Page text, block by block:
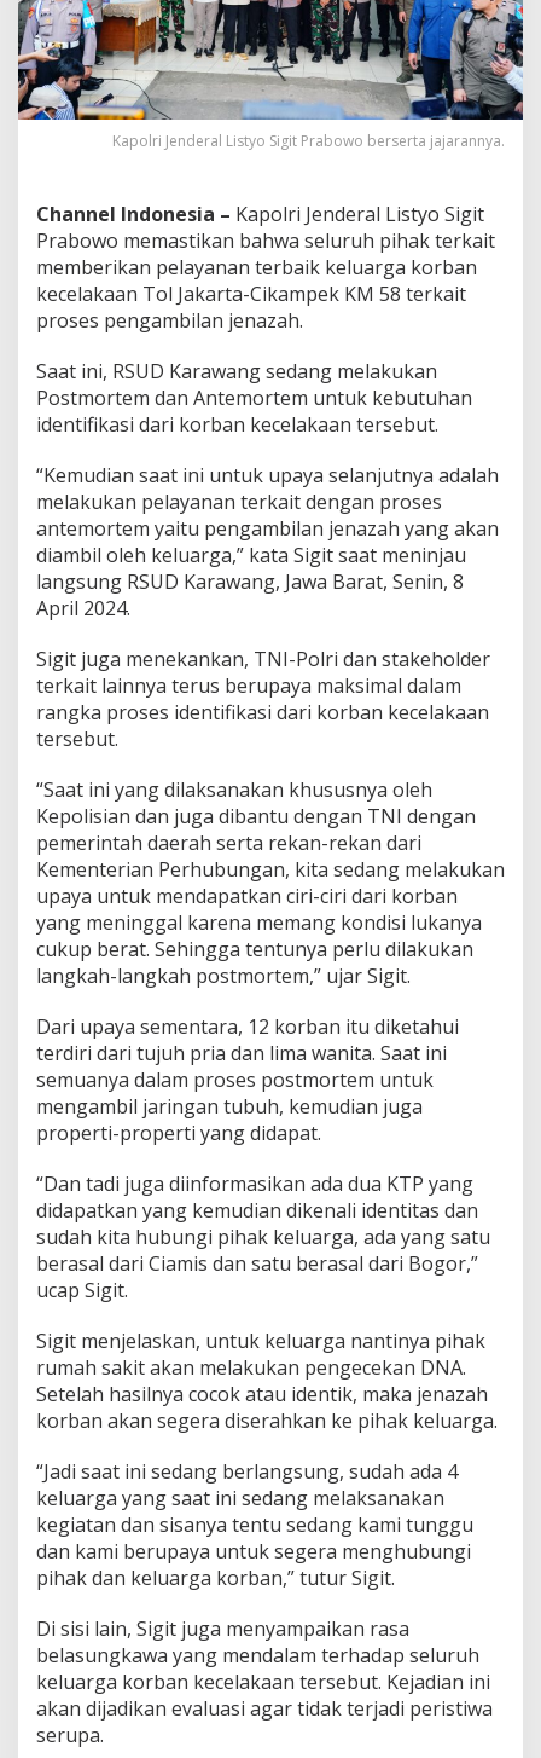
a
r
g
a
K
o
r
n
e
c
e
l
a
a
n
o
C
k
a
k
Kapolri Jenderal Listyo Sigit Prabowo berserta jajarannya.
Channel Indonesia – Kapolri Jenderal Listyo Sigit
Prabowo memastikan bahwa seluruh pihak terkait
memberikan pelayanan terbaik keluarga korban
kecelakaan Tol Jakarta-Cikampek KM 58 terkait
proses pengambilan jenazah.
Saat ini, RSUD Karawang sedang melakukan
Postmortem dan Antemortem untuk kebutuhan
identifikasi dari korban kecelakaan tersebut.
“Kemudian saat ini untuk upaya selanjutnya adalah
melakukan pelayanan terkait dengan proses
antemortem yaitu pengambilan jenazah yang akan
diambil oleh keluarga,” kata Sigit saat meninjau
langsung RSUD Karawang, Jawa Barat, Senin, 8
April 2024.
Sigit juga menekankan, TNI-Polri dan stakeholder
terkait lainnya terus berupaya maksimal dalam
rangka proses identifikasi dari korban kecelakaan
tersebut.
“Saat ini yang dilaksanakan khususnya oleh
Kepolisian dan juga dibantu dengan TNI dengan
pemerintah daerah serta rekan-rekan dari
Kementerian Perhubungan, kita sedang melakukan
upaya untuk mendapatkan ciri-ciri dari korban
yang meninggal karena memang kondisi lukanya
cukup berat. Sehingga tentunya perlu dilakukan
langkah-langkah postmortem,” ujar Sigit.
Dari upaya sementara, 12 korban itu diketahui
terdiri dari tujuh pria dan lima wanita. Saat ini
semuanya dalam proses postmortem untuk
mengambil jaringan tubuh, kemudian juga
properti-properti yang didapat.
“Dan tadi juga diinformasikan ada dua KTP yang
didapatkan yang kemudian dikenali identitas dan
sudah kita hubungi pihak keluarga, ada yang satu
berasal dari Ciamis dan satu berasal dari Bogor,”
ucap Sigit.
Sigit menjelaskan, untuk keluarga nantinya pihak
rumah sakit akan melakukan pengecekan DNA.
Setelah hasilnya cocok atau identik, maka jenazah
korban akan segera diserahkan ke pihak keluarga.
“Jadi saat ini sedang berlangsung, sudah ada 4
keluarga yang saat ini sedang melaksanakan
kegiatan dan sisanya tentu sedang kami tunggu
dan kami berupaya untuk segera menghubungi
pihak dan keluarga korban,” tutur Sigit.
Di sisi lain, Sigit juga menyampaikan rasa
belasungkawa yang mendalam terhadap seluruh
keluarga korban kecelakaan tersebut. Kejadian ini
akan dijadikan evaluasi agar tidak terjadi peristiwa
serupa.